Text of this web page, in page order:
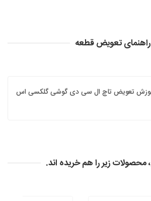
راهنمای تعویض قطعه
تعویض تاچ ال سی دی گوشی گلکسی اس
محصولات زیر را هم خریده اند.